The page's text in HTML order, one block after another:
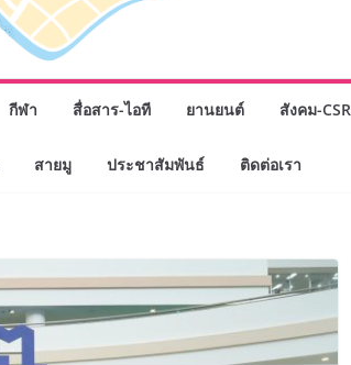
กีฬา สื่อสาร-ไอที ยานยนต์ สังคม-CSR
สายมู ประชาสัมพันธ์ ติดต่อเรา